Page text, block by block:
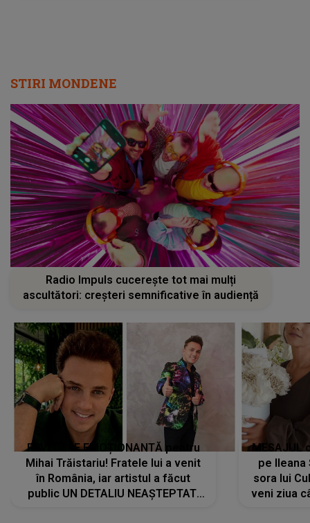
STIRI MONDENE
Radio Impuls cucerește tot mai mulți
ascultători: creșteri semnificative în audiență
REVEDERE EMOȚIONANTĂ pentru
Mihai Trăistariu! Fratele lui a venit
în România, iar artistul a făcut
public UN DETALIU NEAȘTEPTAT:
MESAJUL
pe Ileana
sora lui
veni ziua